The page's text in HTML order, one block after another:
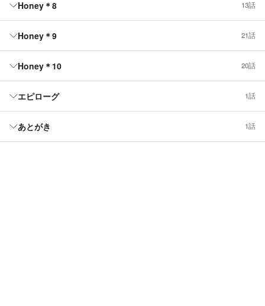
Honey＊8 13話
Honey＊9 21話
Honey＊10 20話
エピローグ 1話
あとがき 1話